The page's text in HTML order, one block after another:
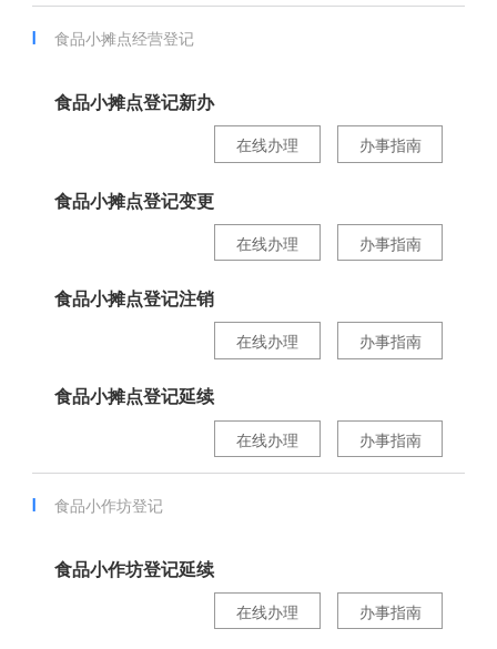
食品小摊点经营登记
食品小摊点登记新办
办事指南
在线办理
食品小摊点登记变更
办事指南
在线办理
食品小摊点登记注销
办事指南
在线办理
食品小摊点登记延续
办事指南
在线办理
食品小作坊登记
食品小作坊登记延续
办事指南
在线办理